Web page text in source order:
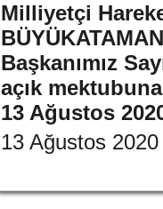
Milliyetçi
Başkanımız
açık
13 Ağustos
13 Ağustos 2020